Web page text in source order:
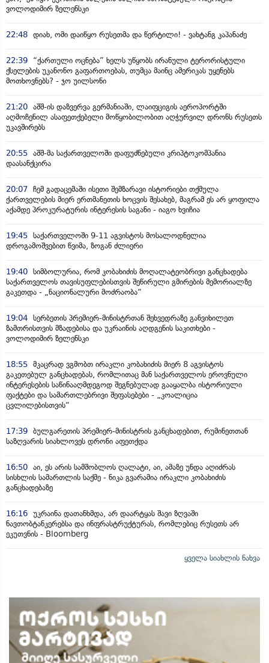
ვოლოდიმირ ზელენსკი
22:48 დიახ, ომი დაიწყო რუსეთმა და წერტილი! - ვახტანგ კაპანაძე
22:39
“ქართული ოცნება” ხელს უწყობს ირანული ტერორისტული
ქსელების უკანონო გაფართოებას, თუმცა მაინც ამერიკას უყენებს
მოთხოვნებს? - ჯო უილსონი
21:20 აშშ-ის დაზვერვა გერმანიაში, ლაიფციგის აეროპორტში
აღმოჩენილ ასაფეთქებელი მოწყობილობით აღჭურვილ დრონს რუსეთს
უკავშირებს
20:55 აშშ-მა საქართველოში დაფუძნებული კრიპტოკომპანია
დაასანქცირა
20:07 ჩემ გადაცემაში ისეთი შემზარავი ისტორიები თქმულა
ქართველების მიერ ერთმანეთის ხოცვის შესახებ, მაგრამ ეს არ ყოფილა
აქამდე პროკურატურის ინტერესის საგანი - იაგო ხვიჩია
19:45 საქართველოში 9-11 აგვისტოს მოსალოდნელია
დროგამოშვებით წვიმა, ზოგან ძლიერი
19:40 სიმბოლურია, რომ კობახიძის მოღალატეობრივი განცხადება
საქართველოს თავისუფლებისთვის შეწირული გმირების მემორიალზე
გაკეთდა - „ნაციონალური მოძრაობა“
19:04 სერბეთის პრემიერ-მინისტრთან შეხვედრაზე განვიხილეთ
ზამთრისთვის მზადებისა და უკრაინის აღდგენის საკითხები -
ვოლოდიმირ ზელენსკი
18:55 მკაცრად ვგმობთ ირაკლი კობახიძის მიერ 8 აგვისტოს
გაკეთებულ განცხადებას, რომლითაც მან საქართველოს ეროვნული
ინტერესების საწინააღმდეგოდ შეგნებულად გააყალბა ისტორიული
ფაქტები და სამართლებრივი შეფასებები - „კოალიცია
ცვლილებისთვის“
17:39 ბულგარეთის პრემიერ-მინისტრის განცხადებით, რუმინეთთან
საზღვარის სიახლოვეს დრონი აფეთქდა
16:50 აი, ეს არის სამშობლოს ღალატი, აი, ამაზე უნდა აღიძრას
სისხლის სამართლის საქმე - ნიკა გვარამია ირაკლი კობახიძის
განცხადებაზე
16:16 უკრაინა დათანხმდა, არ დაარტყას შავი ზღვაში
ნავთობტანკერებსა და ინფრასტრუქტურას, რომლებიც რუსეთს არ
ეკუთვნის - Bloomberg
ყველა სიახლის ნახვა